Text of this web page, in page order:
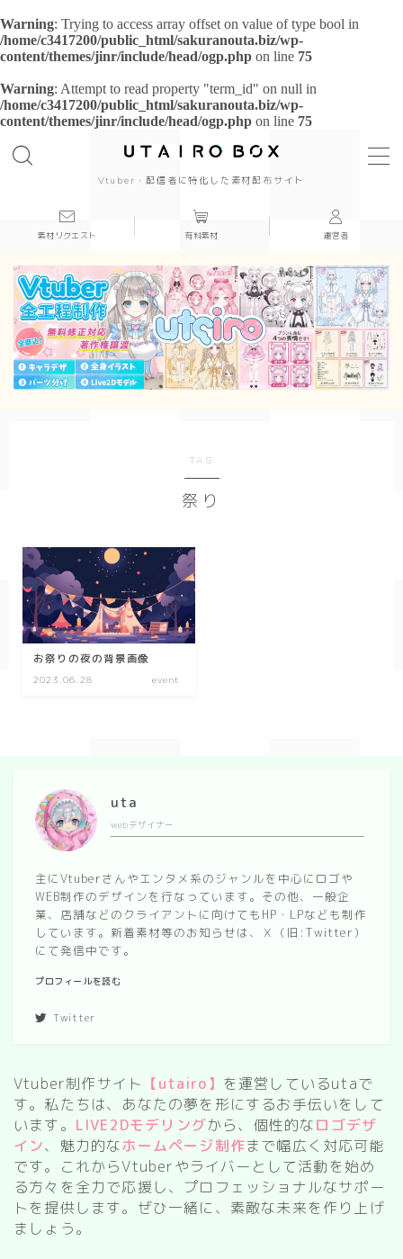
Warning: Trying to access array offset on value of type bool in
/home/c3417200/public_html/sakuranouta.biz/wp-
content/themes/jinr/include/head/ogp.php on line 75
Warning: Attempt to read property "term_id" on null in
/home/c3417200/public_html/sakuranouta.biz/wp-
content/themes/jinr/include/head/ogp.php on line 75
Vtuber・配信者に特化した素材配布サイト
background 背景
beautiful
Japanese style
simple
New Year
Valentine
Tanabata
Halloween
Christmas
summer
spring
Nature
forest
sea
sky
food
sweets
delivery room
kitchen
素材リクエスト 有料素材 運営者
TAG
祭り
お祭りの夜の背景画像
2023.06.28 event
uta
webデザイナー
主にVtuberさんやエンタメ系のジャンルを中心にロゴや
WEB制作のデザインを行なっています。その他、一般企
業、店舗などのクライアントに向けてもHP・LPなども制作
しています。新着素材等のお知らせは、Ｘ（旧:Twitter）
にて発信中です。
プロフィールを読む
Twitter
Vtuber制作サイト 【utairo】 を運営しているutaで
す。私たちは、あなたの夢を形にするお手伝いをして
います。 LIVE2Dモデリングから、個性的なロゴデザ
イン、魅力的なホームページ制作まで幅広く対応可能
です。これからVtuberやライバーとして活動を始め
る方々を全力で応援し、プロフェッショナルなサポー
トを提供します。ぜひ一緒に、素敵な未来を作り上げ
ましょう。